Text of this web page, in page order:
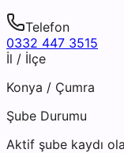
Telefon
0332 447 3515
İl / İlçe
Konya / Çumra
Şube Durumu
Aktif şube kaydı